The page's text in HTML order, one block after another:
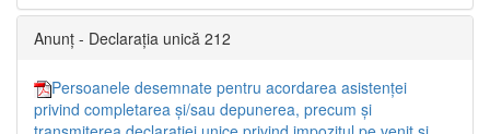
Anunț - Declarația unică 212
Persoanele desemnate pentru acordarea asistenței
privind completarea și/sau depunerea, precum și